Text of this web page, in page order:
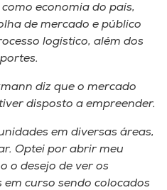
economia do país,
de mercado e público
logístico, além dos
diz que o mercado
disposto a empreender.
em diversas áreas,
Optei por abrir meu
o desejo de ver os
curso sendo colocados